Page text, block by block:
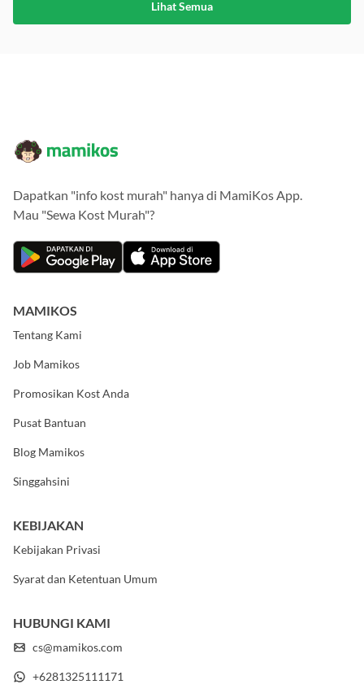
Lihat Semua
Dapatkan "info kost murah" hanya di MamiKos App.
Mau "Sewa Kost Murah"?
MAMIKOS
Tentang Kami
Job Mamikos
Promosikan Kost Anda
Pusat Bantuan
Blog Mamikos
Singgahsini
KEBIJAKAN
Kebijakan Privasi
Syarat dan Ketentuan Umum
HUBUNGI KAMI
cs@mamikos.com
+6281325111171